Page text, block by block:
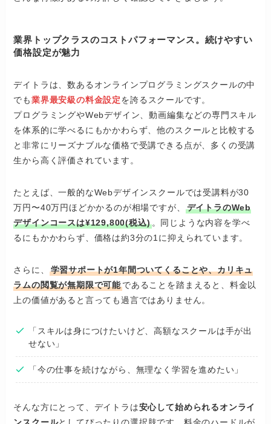
業界トップクラスのコストパフォーマンス。続けやすい
価格設定が魅力
デイトラは、数あるオンラインプログラミングスクールの中
でも業界最安級の料金設定を誇るスクールです。
プログラミングやWebデザイン、動画編集などの専門スキル
を体系的に学べるにもかかわらず、他のスクールと比較する
と非常にリーズナブルな価格で受講できる点が、多くの受講
生から高く評価されています。
たとえば、一般的なWebデザインスクールでは受講料が30
万円〜40万円ほどかかるのが相場ですが、
デイトラのWeb
デザインコースは¥129,800(税込)。同じような内容を学べ
るにもかかわらず、価格は約3分の1に抑えられています。
さらに、
学習サポートが1年間ついてくることや、カリキュ
ラムの閲覧が無期限で可能であることを踏まえると、料金以
上の価値があると言っても過言ではありません。
「スキルは身につけたいけど、高額なスクールは手が出
せない」
「今の仕事を続けながら、無理なく学習を進めたい」
そんな方にとって、デイトラは安心して始められるオンライ